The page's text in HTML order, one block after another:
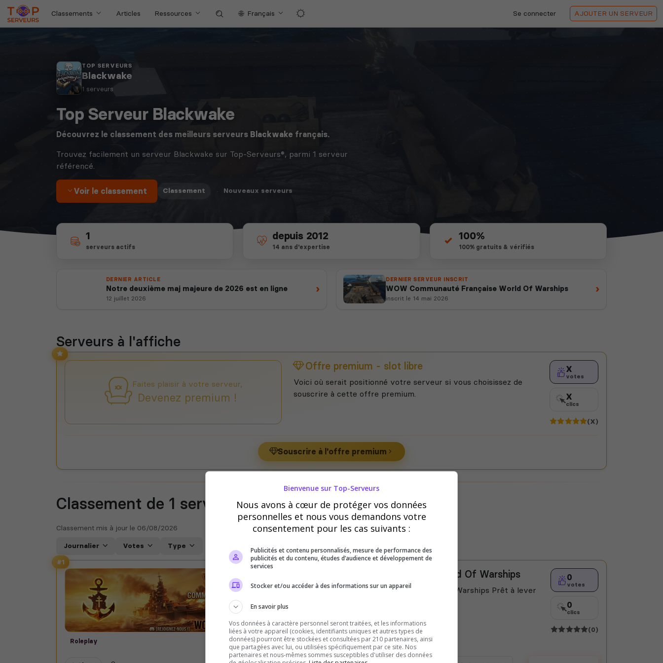
Classements Articles Ressources Français Se connecter AJOUTER UN SERVEUR
TOP SERVEURS
Blackwake
1 serveurs
Top Serveur Blackwake
Découvrez le classement des meilleurs serveurs Blackwake français.
Trouvez facilement un serveur Blackwake sur Top-Serveurs®, parmi 1 serveur
référencé.
Voir le classement Classement · Nouveaux serveurs
1
serveurs actifs
depuis 2012
14 ans d'expertise
100%
100% gratuits & vérifiés
DERNIER ARTICLE
Notre deuxième maj majeure de 2026 est en ligne
12 juillet 2026
›
DERNIER SERVEUR INSCRIT
WOW Communauté Française World Of Warships
inscrit le 14 mai 2026
›
Serveurs à l'affiche
Faites plaisir à votre serveur,
Devenez premium !
Offre premium - slot libre
Voici où serait positionné votre serveur si vous choisissez de
souscrire à cette offre premium.
X
votes
X
clics
(X)
Souscrire à l'offre premium
Classement de 1 serveur Blackwake
Classement mis à jour le 06/08/2026
Journalier Votes Type
#1
Roleplay
WOW Communauté Française World Of Warships
⚓ [FR__] Communauté Française World of Warships Prêt à lever
0
votes
0
clics
(0)
Bienvenue sur Top-Serveurs
Nous avons à cœur de protéger vos données
personnelles et nous vous demandons votre
consentement pour les cas suivants :
Publicités et contenu personnalisés, mesure de performance des
publicités et du contenu, études d’audience et développement de
services
Stocker et/ou accéder à des informations sur un appareil
En savoir plus
Vos données à caractère personnel seront traitées, et les informations
liées à votre appareil (cookies, identifiants uniques et autres types de
données) pourront être stockées et consultées par 210 partenaires, ainsi
que partagées avec lui, ou utilisées spécifiquement par ce site. Nos
partenaires et nous-mêmes sommes susceptibles d'utiliser des données